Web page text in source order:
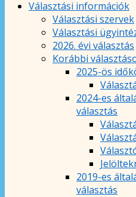
Választási információk
Választási szervek
Választási
2026. évi választás
Korábbi
2025-ös
2024-es
választás
2019-es
választás